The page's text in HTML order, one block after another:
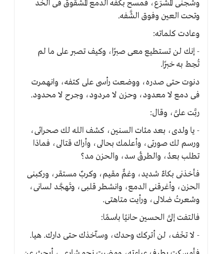
وشجنى المُشرَع، فمسح بكفِّه الدمع المشقوق فى الخد
وتحت العين وفوق الشَّفه.
وعادت كلماته:
- إنك لن تستطيع معى صبرًا، وكيف تصبر على ما لم
تُحِط به خبرًا.
دنوت حتى صدره، ووضعت رأسى على كتفه، وانهمرت
فى دمع لا معدود، وحزن لا مردود، وجرح لا محدود.
ربَّت علىَّ، وقال:
- يا ولدى، بعد مئات السنين، كشف الله لك صحرائى،
ورسم لك صورتى، وأعلمك بحالى، وأراك قتالى، فماذا
تطلب بعدُ، والطرقُ سد، والحزن مد؟
فأخذنى بكاءٌ شديد، وغمٌّ مقيم، وكربٌ مستقر، وركبنى
الحزن، وأغرقنى الدمع، وانشطر قلبى، وتَهجَّد لسانى،
وشعرتُ ضلالى، ورأيت متاهتى.
فالتفت إلىَّ الحسين حانيًا باسمًا:
- لا تخَف، لن أتركك وحدك، وسآخذك حتى دارك. هيا.